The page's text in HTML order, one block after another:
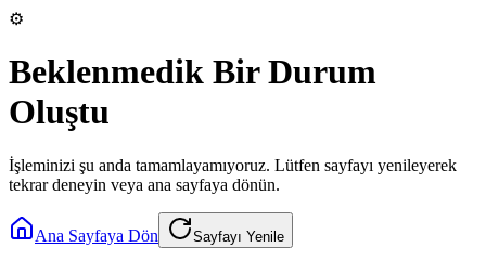
⚙️
Beklenmedik Bir Durum
Oluştu
İşleminizi şu anda tamamlayamıyoruz. Lütfen sayfayı yenileyerek
tekrar deneyin veya ana sayfaya dönün.
Ana Sayfaya Dön Sayfayı Yenile